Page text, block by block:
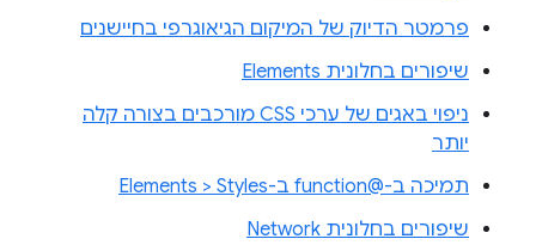
פרמטר הדיוק של המיקום הגיאוגרפי בחיישנים
שיפורים בחלונית Elements
ניפוי באגים של ערכי CSS מורכבים בצורה קלה
יותר
תמיכה ב-@function ב-Elements > Styles
שיפורים בחלונית Network